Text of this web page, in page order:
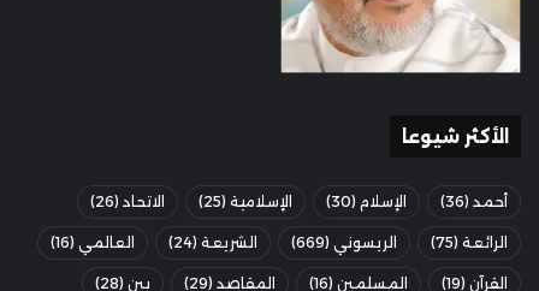
الأكثر شيوعا
أحمد (36) الإسلام (30) الإسلامية (25) الاتحاد (26)
الرائعة (75) الريسوني (669) الشريعة (24) العالمي (16)
القرآن (19) المسلمين (16) المقاصد (29) بين (28)